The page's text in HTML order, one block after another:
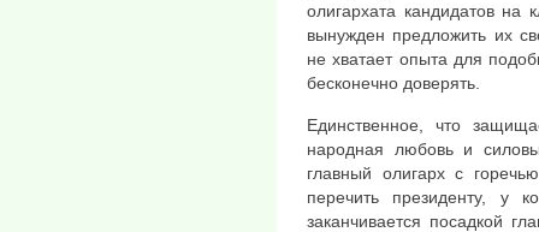
олигархата кандидатов на
вынужден предложить их
не хватает опыта для
бесконечно доверять.
Единственное, что
народная любовь и
главный олигарх с
перечить президенту, у
заканчивается посадкой